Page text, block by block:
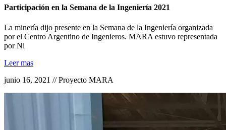
Participación en la Semana de la Ingeniería 2021
La minería dijo presente en la Semana de la Ingeniería organizada
por el Centro Argentino de Ingenieros. MARA estuvo representada
por Ni
Leer mas
junio 16, 2021 // Proyecto MARA